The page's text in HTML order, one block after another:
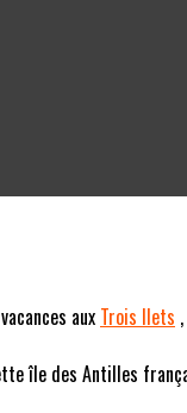
aux Trois Ilets
île des Antilles